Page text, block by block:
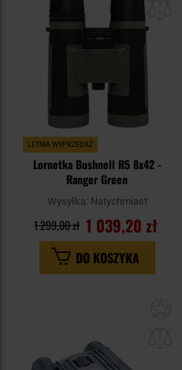
LETNIA WYPRZEDAŻ
Lornetka Bushnell R5 8x42 -
Ranger Green
Wysyłka: Natychmiast
1 039,20 zł
1 299,00 zł
DO KOSZYKA